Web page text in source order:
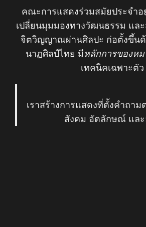
คณะการแสดงร่วมสมัยประจำอ
เปลี่ยนมุมมองทางวัฒนธรรม แล
จิตวิญญาณผ่านศิลปะ ก่อตั้งขึ้นด้
นาฏศิลป์ไทย มี หลักการของหม
เทคนิคเฉพาะตัว
เราสร้างการแสดงที่ตั้งคำถาม
สังคม อัตลักษณ์ และ